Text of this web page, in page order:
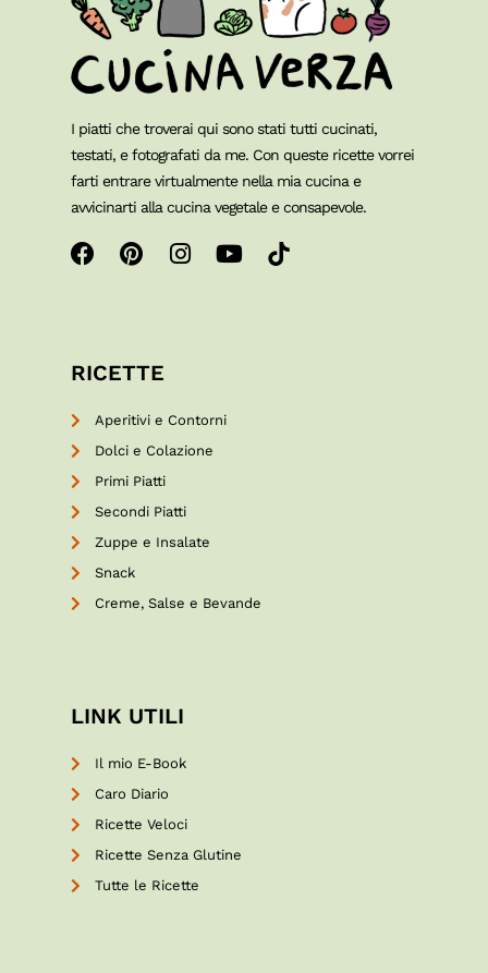
I piatti che troverai qui sono stati tutti cucinati,
testati, e fotografati da me. Con queste ricette vorrei
farti entrare virtualmente nella mia cucina e
avvicinarti alla cucina vegetale e consapevole.
RICETTE
Aperitivi e Contorni
Dolci e Colazione
Primi Piatti
Secondi Piatti
Zuppe e Insalate
Snack
Creme, Salse e Bevande
LINK UTILI
Il mio E-Book
Caro Diario
Ricette Veloci
Ricette Senza Glutine
Tutte le Ricette